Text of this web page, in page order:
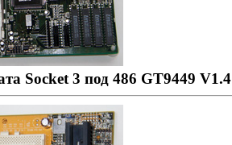
Socket 3 под 486 GT9449 V1.4